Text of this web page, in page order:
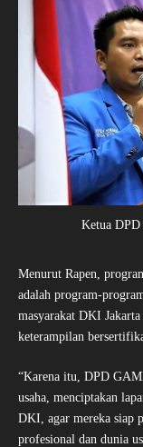
Ketua
Menurut Rapen,
adalah program-
masyarakat DKI
keterampilan
“Karena itu, DPD
usaha, menciptakan
DKI, agar mereka siap
profesional dan dunia